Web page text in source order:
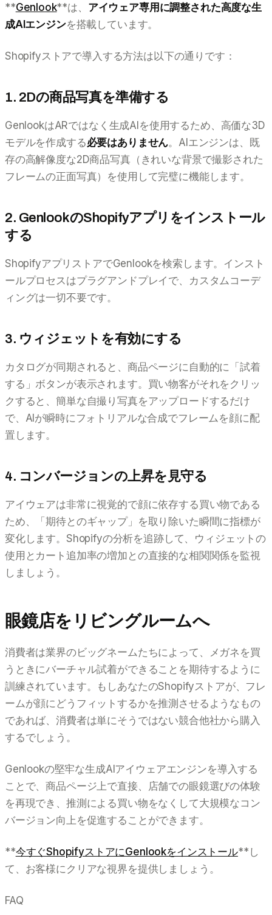
**Genlook**は、 アイウェア専用に調整された高度な生
成AIエンジンを搭載しています。
Shopifyストアで導入する方法は以下の通りです：
1. 2Dの商品写真を準備する
GenlookはARではなく生成AIを使用するため、高価な3D
モデルを作成する必要はありません。AIエンジンは、既
存の高解像度な2D商品写真（きれいな背景で撮影された
フレームの正面写真）を使用して完璧に機能します。
2. GenlookのShopifyアプリをインストール
する
ShopifyアプリストアでGenlookを検索します。インスト
ールプロセスはプラグアンドプレイで、カスタムコーデ
ィングは一切不要です。
3. ウィジェットを有効にする
カタログが同期されると、商品ページに自動的に「試着
する」ボタンが表示されます。買い物客がそれをクリッ
クすると、簡単な自撮り写真をアップロードするだけ
で、AIが瞬時にフォトリアルな合成でフレームを顔に配
置します。
4. コンバージョンの上昇を見守る
アイウェアは非常に視覚的で顔に依存する買い物である
ため、「期待とのギャップ」を取り除いた瞬間に指標が
変化します。Shopifyの分析を追跡して、ウィジェットの
使用とカート追加率の増加との直接的な相関関係を監視
しましょう。
眼鏡店をリビングルームへ
消費者は業界のビッグネームたちによって、メガネを買
うときにバーチャル試着ができることを期待するように
訓練されています。もしあなたのShopifyストアが、フレ
ームが顔にどうフィットするかを推測させるようなもの
であれば、消費者は単にそうではない競合他社から購入
するでしょう。
Genlookの堅牢な生成AIアイウェアエンジンを導入する
ことで、商品ページ上で直接、店舗での眼鏡選びの体験
を再現でき、推測による買い物をなくして大規模なコン
バージョン向上を促進することができます。
**今すぐShopifyストアにGenlookをインストール**し
て、お客様にクリアな視界を提供しましょう。
FAQ